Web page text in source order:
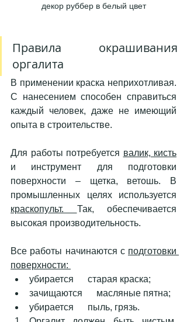
декор руббер в белый цвет
Правила окрашивания
оргалита
В применении краска неприхотливая.
С нанесением способен справиться
каждый человек, даже не имеющий
опыта в строительстве.
Для работы потребуется валик, кисть
и инструмент для подготовки
поверхности – щетка, ветошь. В
краскопульт. Так, обеспечивается
высокая производительность.
Все работы начинаются с подготовки
поверхности:
убирается      старая краска;
зачищаются      масляные пятна;
убирается      пыль, грязь.